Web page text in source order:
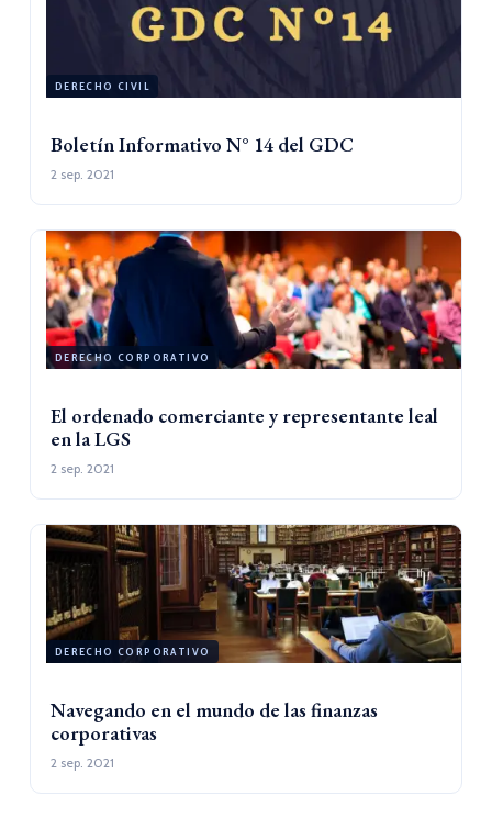
DERECHO CIVIL
Boletín Informativo N° 14 del GDC
2 sep. 2021
DERECHO CORPORATIVO
El ordenado comerciante y representante leal
en la LGS
2 sep. 2021
DERECHO CORPORATIVO
Navegando en el mundo de las finanzas
corporativas
2 sep. 2021